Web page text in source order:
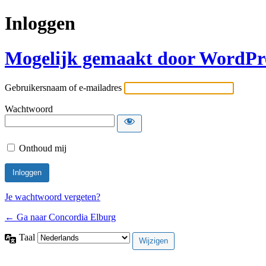
Inloggen
Mogelijk gemaakt door
Gebruikersnaam of e-mailadres
Wachtwoord
Onthoud mij
Je wachtwoord vergeten?
← Ga naar Concordia Elburg
Taal